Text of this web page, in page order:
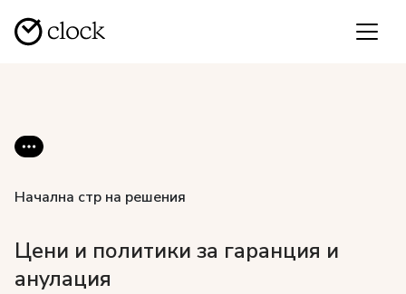
Начална стр на решения
Цени и политики за гаранция и
анулация